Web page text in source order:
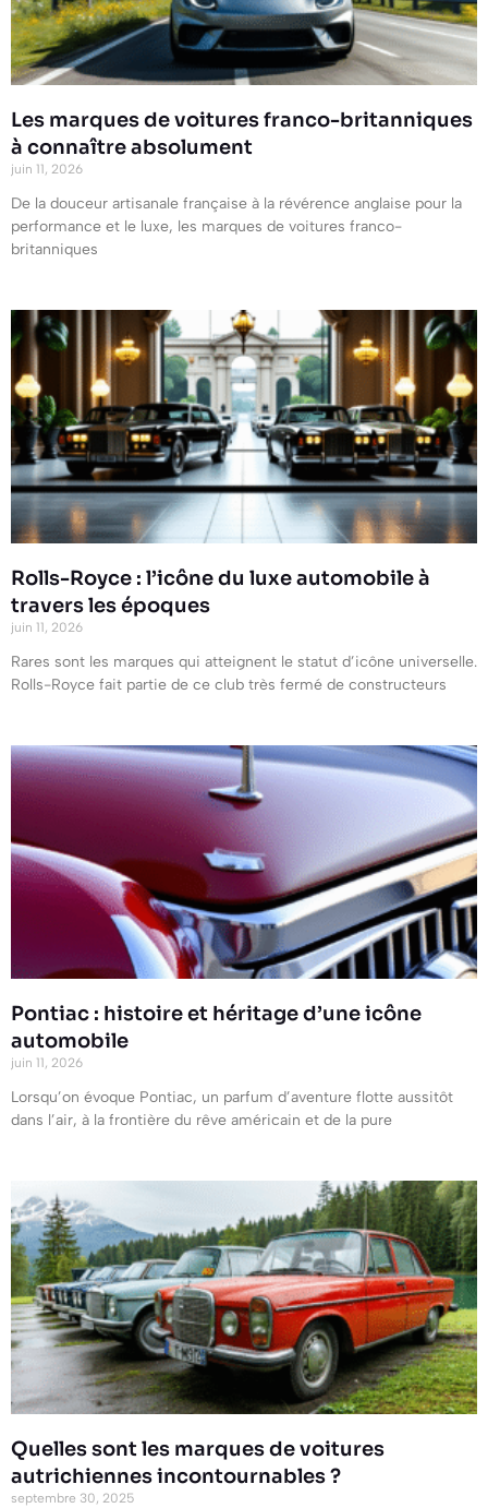
Les marques de voitures franco-britanniques
à connaître absolument
juin 11, 2026
De la douceur artisanale française à la révérence anglaise pour la
performance et le luxe, les marques de voitures franco-
britanniques
Rolls-Royce : l’icône du luxe automobile à
travers les époques
juin 11, 2026
Rares sont les marques qui atteignent le statut d’icône universelle.
Rolls-Royce fait partie de ce club très fermé de constructeurs
Pontiac : histoire et héritage d’une icône
automobile
juin 11, 2026
Lorsqu’on évoque Pontiac, un parfum d’aventure flotte aussitôt
dans l’air, à la frontière du rêve américain et de la pure
Quelles sont les marques de voitures
autrichiennes incontournables ?
septembre 30, 2025